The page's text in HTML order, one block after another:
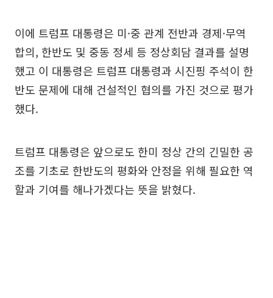
이에 트럼프 대통령은 미·중 관계 전반과 경제·무역
합의, 한반도 및 중동 정세 등 정상회담 결과를 설명
했고 이 대통령은 트럼프 대통령과 시진핑 주석이 한
반도 문제에 대해 건설적인 협의를 가진 것으로 평가
했다.
트럼프 대통령은 앞으로도 한미 정상 간의 긴밀한 공
조를 기초로 한반도의 평화와 안정을 위해 필요한 역
할과 기여를 해나가겠다는 뜻을 밝혔다.